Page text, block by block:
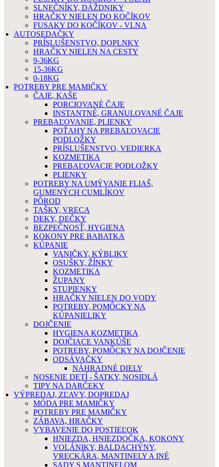
SLNEČNÍKY, DÁŽDNIKY
HRAČKY NIELEN DO KOČÍKOV
FUSAKY DO KOČÍKOV - VLNA
AUTOSEDAČKY
PRÍSLUŠENSTVO, DOPLNKY
HRAČKY NIELEN NA CESTY
9-36KG
15-36KG
0-18KG
POTREBY PRE MAMIČKY
ČAJE, KAŠE
PORCIOVANÉ ČAJE
INSTANTNÉ, GRANULOVANÉ ČAJE
PREBAĽOVANIE, PLIENKY
POŤAHY NA PREBAĽOVACIE
PODLOŽKY
PRÍSLUŠENSTVO, VEDIERKA
KOZMETIKA
PREBAĽOVACIE PODLOŽKY
PLIENKY
POTREBY NA UMÝVANIE FLIAŠ,
GUMENÝCH CUMLÍKOV
PÔROD
TAŠKY, VRECA
DEKY, DEČKY
BEZPEČNOSŤ, HYGIENA
KOKONY PRE BABATKA
KÚPANIE
VANIČKY, KÝBLIKY
OSUŠKY, ŽÍNKY
KOZMETIKA
ŽUPANY
STUPIENKY
HRAČKY NIELEN DO VODY
POTREBY, POMÔCKY NA
KÚPANIELIKY
DOJČENIE
HYGIENA KOZMETIKA
DOJČIACE VANKÚŠE
POTREBY, POMÔCKY NA DOJČENIE
ODSÁVAČKY
NÁHRADNÉ DIELY
NOSENIE DETÍ - ŠATKY, NOSIDLÁ
TIPY NA DARČEKY
VÝPREDAJ, ZĽAVY, DOPREDAJ
MÓDA PRE MAMIČKY
POTREBY PRE MAMIČKY
ZÁBAVA, HRAČKY
VYBAVENIE DO POSTIEĽOK
HNIEZDA, HNIEZDOČKA, KOKONY
VOLÁNIKY, BALDACHÝNY,
VRECKÁRA, MANTINELY A INÉ
SADY S MANTINELOM